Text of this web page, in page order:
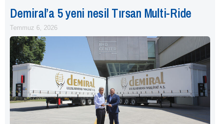
Demiral’a 5 yeni nesil Tırsan Multi-Ride
Temmuz 6, 2026